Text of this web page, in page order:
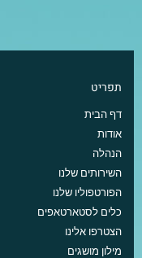
תפריט
דף הבית
אודות
הנהלה
השירותים שלנו
הפורטפוליו שלנו
כלים לסטארטאפים
הצטרפו אלינו
מילון מושגים